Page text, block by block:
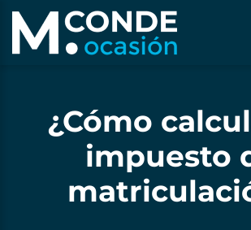
¿Cómo
impuesto